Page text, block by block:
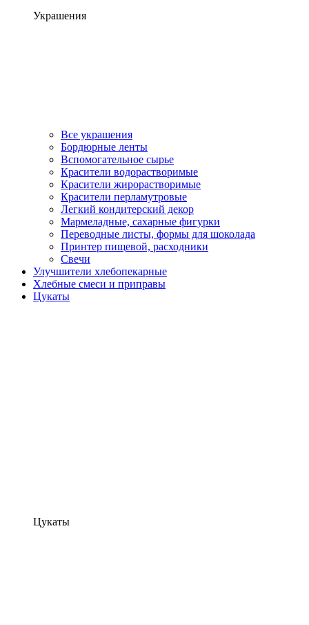
Украшения
Все украшения
Бордюрные ленты
Вспомогательное сырье
Красители водорастворимые
Красители жирорастворимые
Красители перламутровые
Легкий кондитерский декор
Мармеладные, сахарные фигурки
Переводные листы, формы для шоколада
Принтер пищевой, расходники
Свечи
Улучшители хлебопекарные
Хлебные смеси и приправы
Цукаты
Цукаты